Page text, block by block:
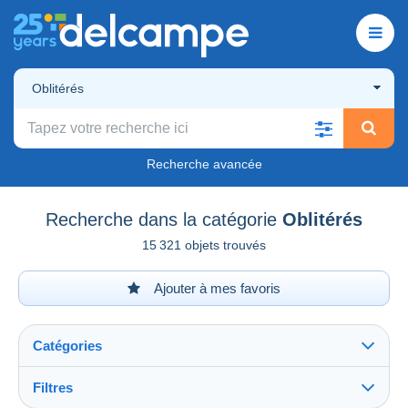
Oblitérés
Recherche avancée
Recherche dans la catégorie Oblitérés
15 321 objets trouvés
Ajouter à mes favoris
Catégories
Filtres